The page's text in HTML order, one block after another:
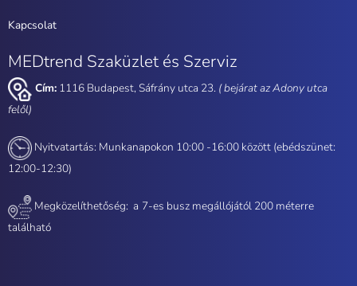
Kapcsolat
MEDtrend Szaküzlet és Szerviz
Cím: 1116 Budapest, Sáfrány utca 23. ( bejárat az Adony utca
felől)
Nyitvatartás: Munkanapokon 10:00 -16:00 között (ebédszünet:
12:00-12:30)
Megközelíthetőség: a 7-es busz megállójától 200 méterre
található